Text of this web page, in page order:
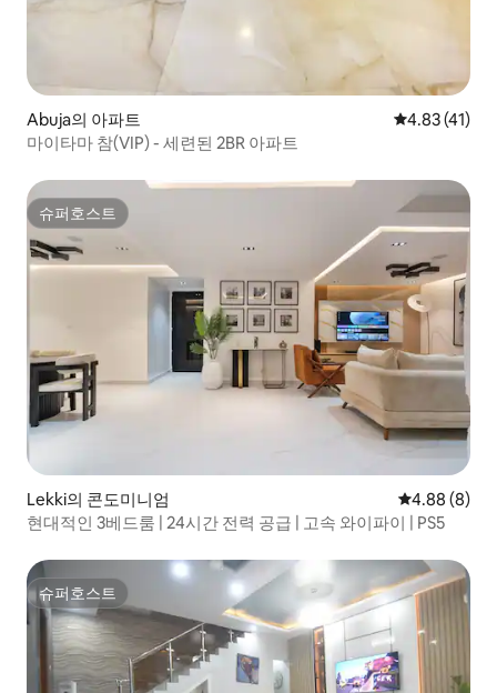
Abuja의 아파트 평점 4.83점
4.83 (41)
마이타마 참(VIP) - 세련된 2BR 아파트
슈퍼호스트
슈퍼호스트
Lekki의 콘도미니엄 평점 4.88점
4.88 (8)
현대적인 3베드룸 | 24시간 전력 공급 | 고속 와이파이 | PS5
슈퍼호스트
슈퍼호스트